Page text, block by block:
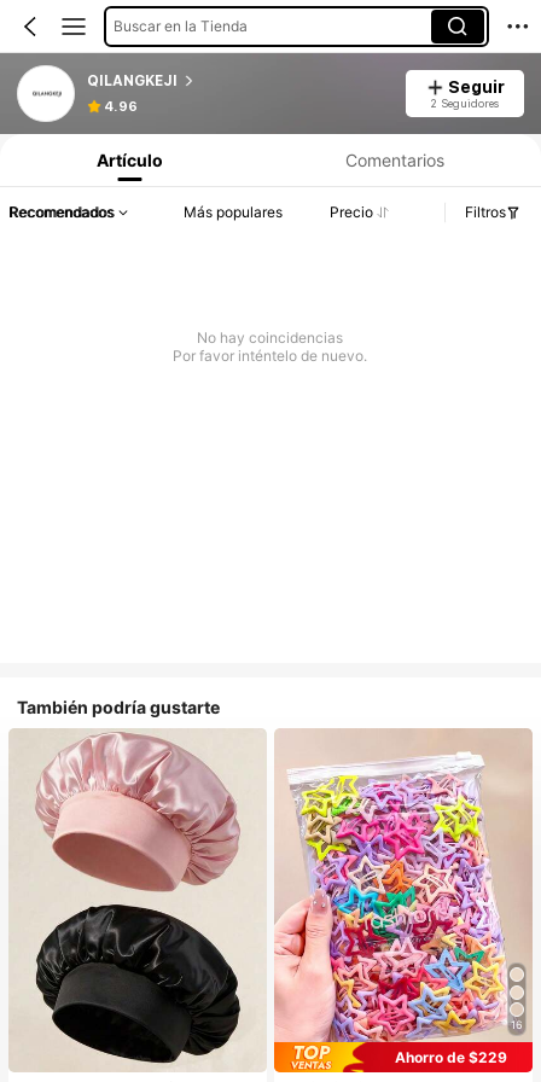
Buscar en la Tienda
QILANGKEJI
4.96
Seguir
2 Seguidores
Artículo Comentarios
Recomendados Más populares Precio Filtros
No hay coincidencias
Por favor inténtelo de nuevo.
También podría gustarte
#1 Más vendidos
en Multicolor Gorros para el pelo para mujer
Establecido hace 1 año
16
Ahorro de $229